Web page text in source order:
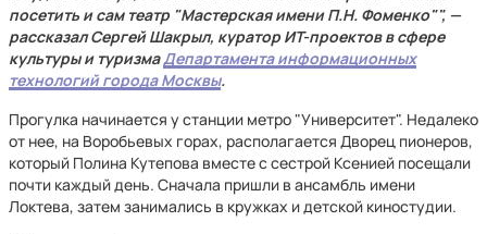
посетить и сам театр "Мастерская имени П.Н. Фоменко"", —
рассказал Сергей Шакрыл, куратор ИТ-проектов в сфере
культуры и туризмаДепартамента информационных
технологий города Москвы.
Прогулка начинается у станции метро "Университет". Недалеко
от нее, на Воробьевых горах, располагается Дворец пионеров,
который Полина Кутепова вместе с сестрой Ксенией посещали
почти каждый день. Сначала пришли в ансамбль имени
Локтева, затем занимались в кружках и детской киностудии.